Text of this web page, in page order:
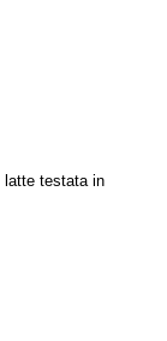
latte testata in